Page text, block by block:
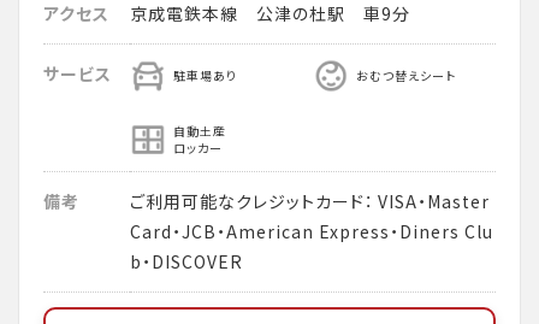
アクセス 京成電鉄本線 公津の杜駅 車9分
サービス 駐車場あり おむつ替えシート
自動土産
ロッカー
備考
ご利用可能なクレジットカード： VISA・Master
Card・JCB・American Express・Diners Clu
b・DISCOVER